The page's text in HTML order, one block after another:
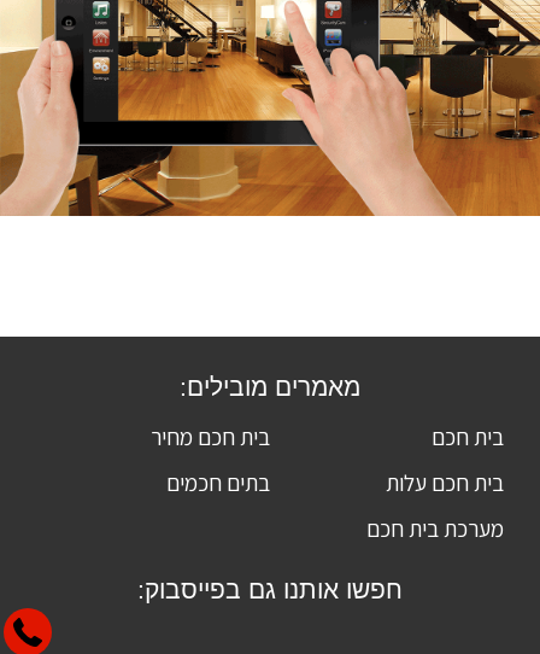
מאמרים מובילים:
בית חכם
בית חכם מחיר
בית חכם עלות
בתים חכמים
מערכת בית חכם
חפשו אותנו גם בפייסבוק: